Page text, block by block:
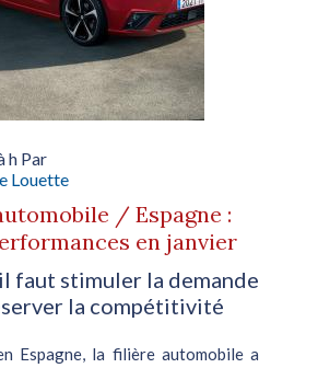
h Par
Louette
/ Espagne :
en janvier
faut stimuler la demande
la compétitivité
Espagne, la filière automobile a